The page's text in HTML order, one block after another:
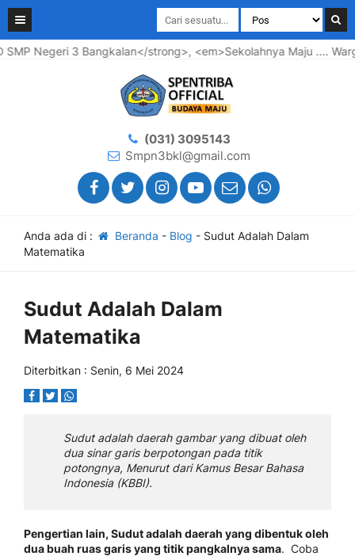
Negeri 3 Bangkalan</strong>, <em>Sekolahnya Maju ....
(031) 3095143
Smpn3bkl@gmail.com
Anda ada di : Beranda - Blog - Sudut Adalah Dalam
Matematika
Sudut Adalah Dalam
Matematika
Diterbitkan : Senin, 6 Mei 2024
Sudut adalah daerah gambar yang dibuat oleh
dua sinar garis berpotongan pada titik
potongnya, Menurut dari Kamus Besar Bahasa
Indonesia (KBBI).
Pengertian lain, Sudut adalah daerah yang dibentuk oleh
dua buah ruas garis yang titik pangkalnya sama. Coba